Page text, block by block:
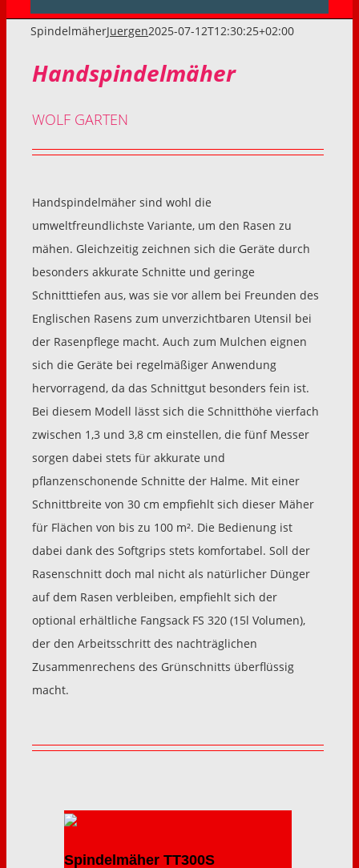
SpindelmäherJuergen2025-07-12T12:30:25+02:00
Handspindelmäher
WOLF GARTEN
Handspindelmäher sind wohl die
umweltfreundlichste Variante, um den Rasen zu
mähen. Gleichzeitig zeichnen sich die Geräte durch
besonders akkurate Schnitte und geringe
Schnitttiefen aus, was sie vor allem bei Freunden des
Englischen Rasens zum unverzichtbaren Utensil bei
der Rasenpflege macht. Auch zum Mulchen eignen
sich die Geräte bei regelmäßiger Anwendung
hervorragend, da das Schnittgut besonders fein ist.
Bei diesem Modell lässt sich die Schnitthöhe vierfach
zwischen 1,3 und 3,8 cm einstellen, die fünf Messer
sorgen dabei stets für akkurate und
pflanzenschonende Schnitte der Halme. Mit einer
Schnittbreite von 30 cm empfiehlt sich dieser Mäher
für Flächen von bis zu 100 m². Die Bedienung ist
dabei dank des Softgrips stets komfortabel. Soll der
Rasenschnitt doch mal nicht als natürlicher Dünger
auf dem Rasen verbleiben, empfiehlt sich der
optional erhältliche Fangsack FS 320 (15l Volumen),
der den Arbeitsschritt des nachträglichen
Zusammenrechens des Grünschnitts überflüssig
macht.
Spindelmäher TT300S